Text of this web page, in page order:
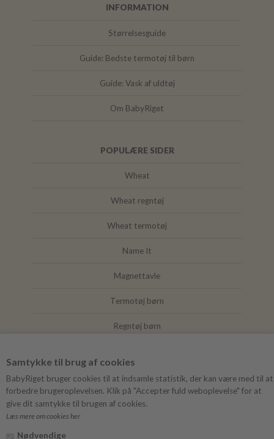
Samtykke til brug af cookies
BabyRiget bruger cookies til at indsamle statistik, der kan være med til at
forbedre brugeroplevelsen. Klik på "Accepter fuld weboplevelse" for at
give dit samtykke til brugen af cookies.
Læs mere om cookies her
Nødvendige
INFORMATION
Størrelsesguide
Guide: Bedste termotøj til børn
Guide: Vask af uldtøj
Om BabyRiget
POPULÆRE SIDER
Wheat
Wheat regntøj
Wheat termotøj
Name It
Magnettavle
Termotøj børn
Regntøj børn
Mushie